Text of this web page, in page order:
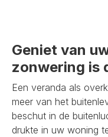
Geniet van
zonwering is
Een veranda als
meer van het
beschut in de
drukte in uw woning